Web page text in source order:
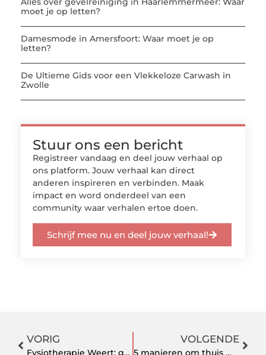
moet je op letten?
Damesmode in Amersfoort: Waar moet je op
letten?
De Ultieme Gids voor een Vlekkeloze Carwash in
Zwolle
Stuur ons een bericht
Registreer vandaag en deel jouw verhaal op
ons platform. Jouw verhaal kan direct
anderen inspireren en verbinden. Maak
impact en word onderdeel van een
community waar verhalen ertoe doen.
Schrijf mee nu en deel jouw verhaal!
VORIG
Fysiotherapie Weert: gericht werken aan herstel en beweging
VOLGENDE
5 manieren om thuis makkelijker tot rust te komen